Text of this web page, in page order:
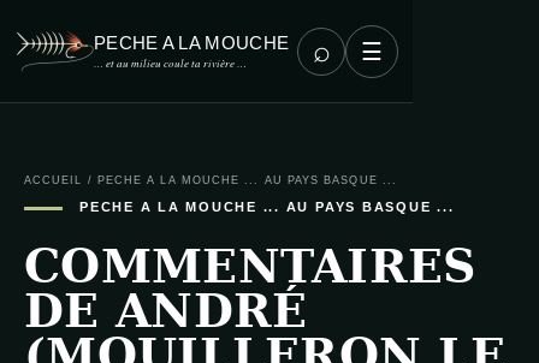
PECHE A LA MOUCHE
… et au milieu coule ta rivière … ⌕ ☰
ACCUEIL / PECHE A LA MOUCHE ... AU PAYS BASQUE ...
PECHE A LA MOUCHE ... AU PAYS BASQUE ...
COMMENTAIRES
DE ANDRÉ